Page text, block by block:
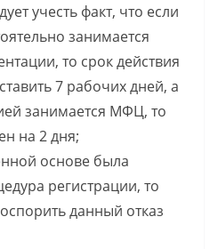
учесть факт, что если
занимается
то срок действия
7 рабочих дней, а
занимается МФЦ, то
на 2 дня;
основе была
регистрации, то
данный отказ